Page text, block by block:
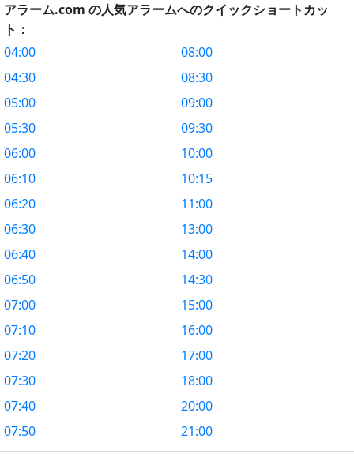
アラーム.com の人気アラームへのクイックショートカッ
ト：
04:00
04:30
05:00
05:30
06:00
06:10
06:20
06:30
06:40
06:50
07:00
07:10
07:20
07:30
07:40
07:50
08:00
08:30
09:00
09:30
10:00
10:15
11:00
13:00
14:00
14:30
15:00
16:00
17:00
18:00
20:00
21:00